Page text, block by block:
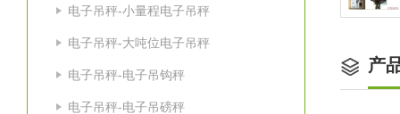
电子吊秤-小量程电子吊秤
电子吊秤-大吨位电子吊秤
电子吊秤-电子吊钩秤
电子吊秤-电子吊磅秤
产